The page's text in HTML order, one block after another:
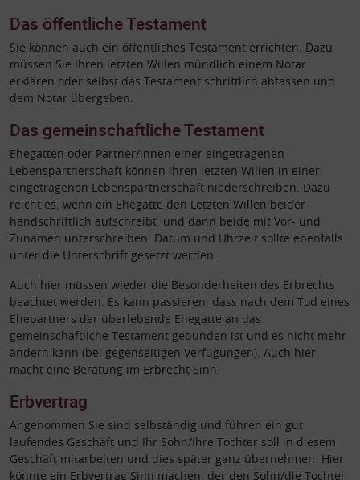
Das öffentliche Testament
Sie können auch ein öffentliches Testament errichten. Dazu
müssen Sie Ihren letzten Willen mündlich einem Notar
erklären oder selbst das Testament schriftlich abfassen und
dem Notar übergeben.
Das gemeinschaftliche Testament
Ehegatten oder Partner/innen einer eingetragenen
Lebenspartnerschaft können ihren letzten Willen in einer
eingetragenen Lebenspartnerschaft niederschreiben. Dazu
reicht es, wenn ein Ehegatte den Letzten Willen beider
handschriftlich aufschreibt und dann beide mit Vor- und
Zunamen unterschreiben. Datum und Uhrzeit sollte ebenfalls
unter die Unterschrift gesetzt werden.
Auch hier müssen wieder die Besonderheiten des Erbrechts
beachtet werden. Es kann passieren, dass nach dem Tod eines
Ehepartners der überlebende Ehegatte an das
gemeinschaftliche Testament gebunden ist und es nicht mehr
ändern kann (bei gegenseitigen Verfügungen). Auch hier
macht eine Beratung im Erbrecht Sinn.
Erbvertrag
Angenommen Sie sind selbständig und führen ein gut
laufendes Geschäft und Ihr Sohn/Ihre Tochter soll in diesem
Geschäft mitarbeiten und dies später ganz übernehmen. Hier
könnte ein Erbvertrag Sinn machen, der den Sohn/die Tochter